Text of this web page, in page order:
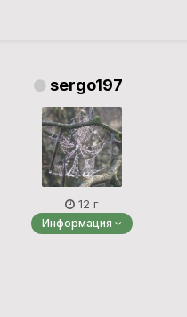
sergo197
12 г
Информация